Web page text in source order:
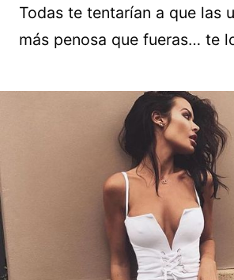
Todas te tentarían a que las
más penosa que fueras… te